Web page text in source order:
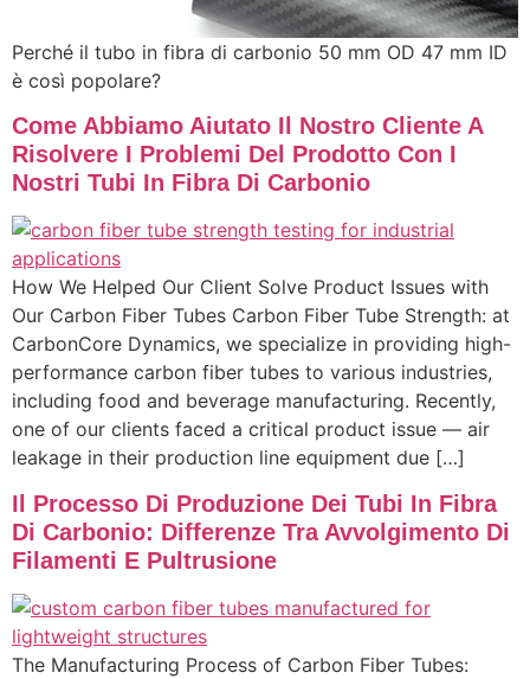
Perché il tubo in fibra di carbonio 50 mm OD 47 mm ID
è così popolare?
Come Abbiamo Aiutato Il Nostro Cliente A
Risolvere I Problemi Del Prodotto Con I
Nostri Tubi In Fibra Di Carbonio
How We Helped Our Client Solve Product Issues with
Our Carbon Fiber Tubes Carbon Fiber Tube Strength: at
CarbonCore Dynamics, we specialize in providing high-
performance carbon fiber tubes to various industries,
including food and beverage manufacturing. Recently,
one of our clients faced a critical product issue — air
leakage in their production line equipment due […]
Il Processo Di Produzione Dei Tubi In Fibra
Di Carbonio: Differenze Tra Avvolgimento Di
Filamenti E Pultrusione
The Manufacturing Process of Carbon Fiber Tubes: